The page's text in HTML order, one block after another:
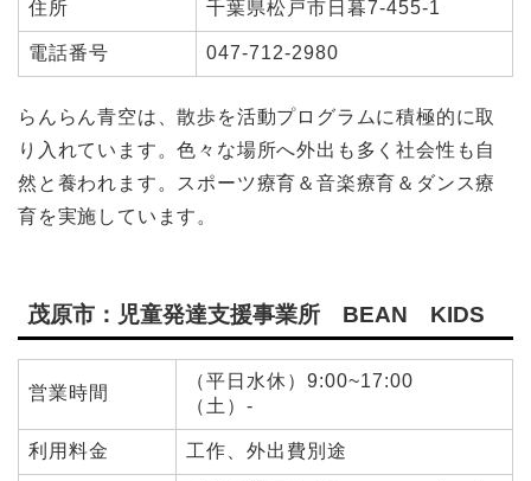
住所 千葉県松戸市日暮7-455-1
電話番号 047-712-2980
らんらん青空は、散歩を活動プログラムに積極的に取
り入れています。色々な場所へ外出も多く社会性も自
然と養われます。スポーツ療育＆音楽療育＆ダンス療
育を実施しています。
茂原市：児童発達支援事業所 BEAN KIDS
営業時間
（平日水休）9:00~17:00
（土）-
利用料金 工作、外出費別途